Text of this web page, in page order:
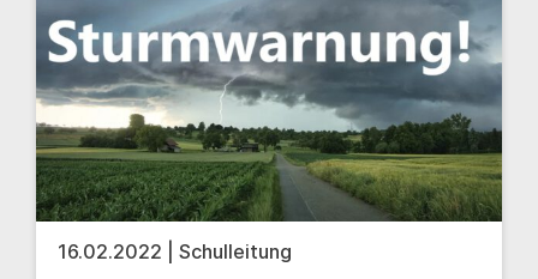
16.02.2022 | Schulleitung